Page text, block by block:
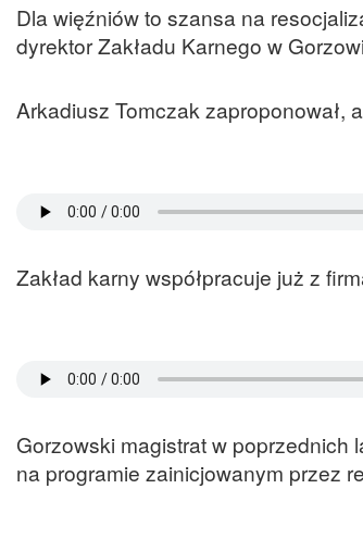
Dla więźniów to szansa na
dyrektor Zakładu Karnego w
Arkadiusz Tomczak zaproponował,
Zakład karny współpracuje już z
Gorzowski magistrat w poprzednich
na programie zainicjowanym przez